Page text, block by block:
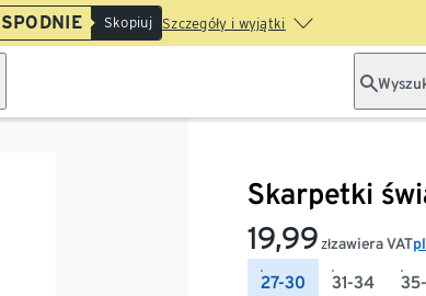
SPODNIE Skopiuj Szczegóły i wyjątki
Skarpetki
19,99 złzawiera VAT
27-30 31-34